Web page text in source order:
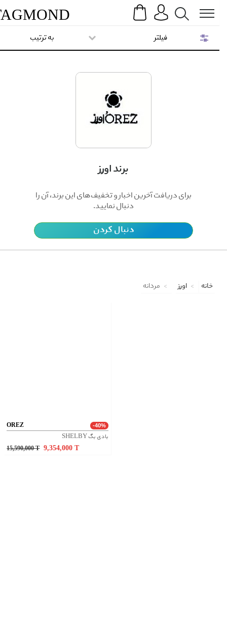
Search
TAGMOND
برند اورِز
برای دریافت آخرین اخبار و تخفیف‌های این برند، آن را
دنبال نمایید.
دنبال کردن
به ترتیب
خانه اورِز مردانه
OREZ -40%
بادی بگ SHELBY
15,590,000 T 9,354,000
فیلتر